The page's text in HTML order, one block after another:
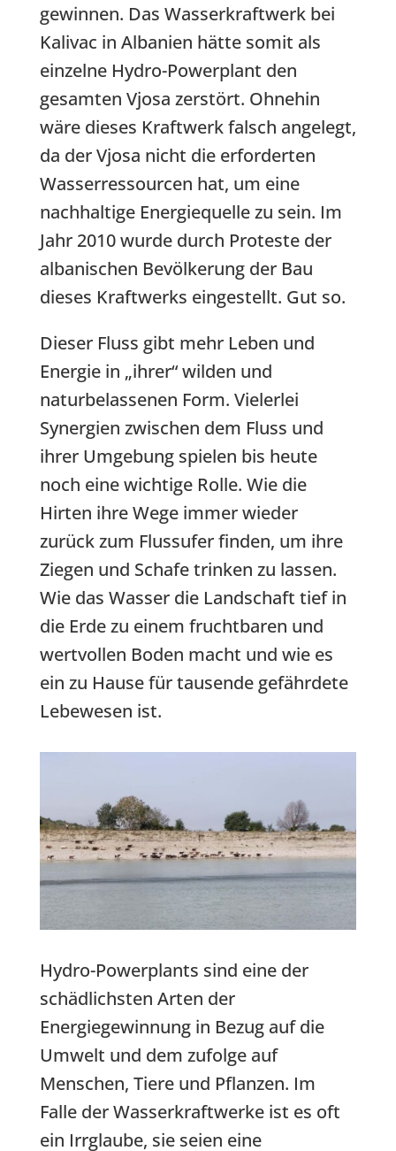
gewinnen. Das Wasserkraftwerk bei
Kalivac in Albanien hätte somit als
einzelne Hydro-Powerplant den
gesamten Vjosa zerstört. Ohnehin
wäre dieses Kraftwerk falsch angelegt,
da der Vjosa nicht die erforderten
Wasserressourcen hat, um eine
nachhaltige Energiequelle zu sein. Im
Jahr 2010 wurde durch Proteste der
albanischen Bevölkerung der Bau
dieses Kraftwerks eingestellt. Gut so.
Dieser Fluss gibt mehr Leben und
Energie in „ihrer“ wilden und
naturbelassenen Form. Vielerlei
Synergien zwischen dem Fluss und
ihrer Umgebung spielen bis heute
noch eine wichtige Rolle. Wie die
Hirten ihre Wege immer wieder
zurück zum Flussufer finden, um ihre
Ziegen und Schafe trinken zu lassen.
Wie das Wasser die Landschaft tief in
die Erde zu einem fruchtbaren und
wertvollen Boden macht und wie es
ein zu Hause für tausende gefährdete
Lebewesen ist.
Hydro-Powerplants sind eine der
schädlichsten Arten der
Energiegewinnung in Bezug auf die
Umwelt und dem zufolge auf
Menschen, Tiere und Pflanzen. Im
Falle der Wasserkraftwerke ist es oft
ein Irrglaube, sie seien eine